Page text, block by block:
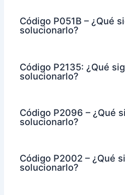
Código P051B – ¿Qué
solucionarlo?
Código P2135: ¿Qué
solucionarlo?
Código P2096 – ¿Qué
solucionarlo?
Código P2002 – ¿Qué
solucionarlo?